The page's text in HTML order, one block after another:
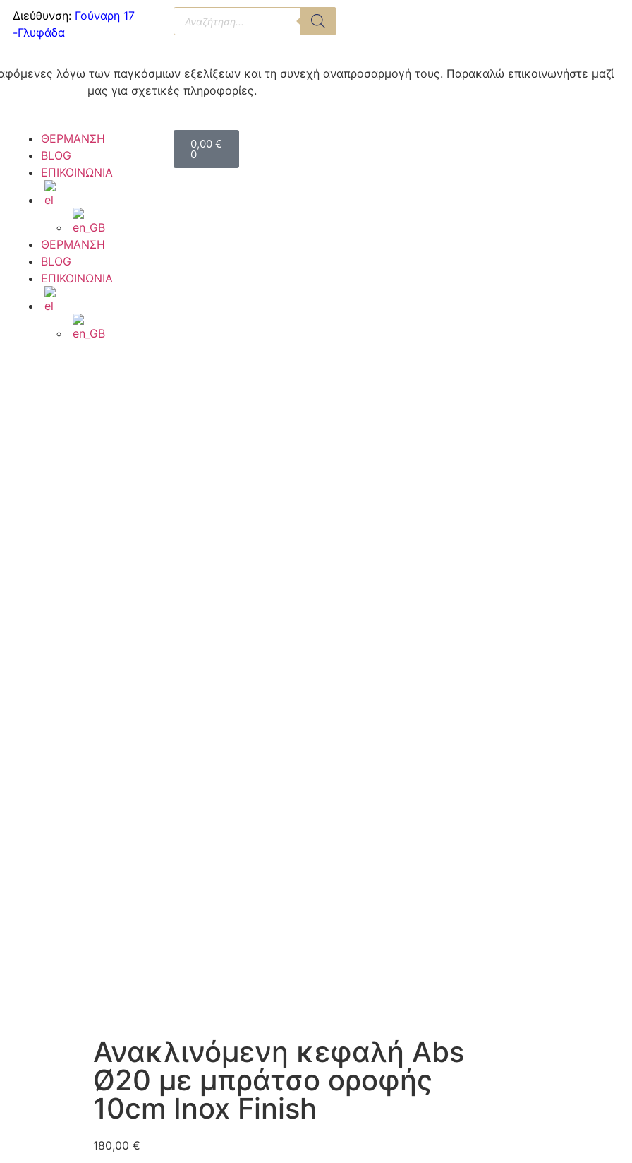
Διεύθυνση: Γούναρη 17
-Γλυφάδα
λόγω των παγκόσμιων εξελίξεων και τη συνεχή αναπροσαρμογή τους. Παρακαλώ επικοινωνήστε μαζί
μας για σχετικές πληροφορίες.
ΘΕΡΜΑΝΣΗ
BLOG
ΕΠΙΚΟΙΝΩΝΙΑ
ΘΕΡΜΑΝΣΗ
BLOG
ΕΠΙΚΟΙΝΩΝΙΑ
0,00 €
0
Ανακλινόμενη κεφαλή Abs
Ø20 με μπράτσο οροφής
10cm Inox Finish
180,00 €